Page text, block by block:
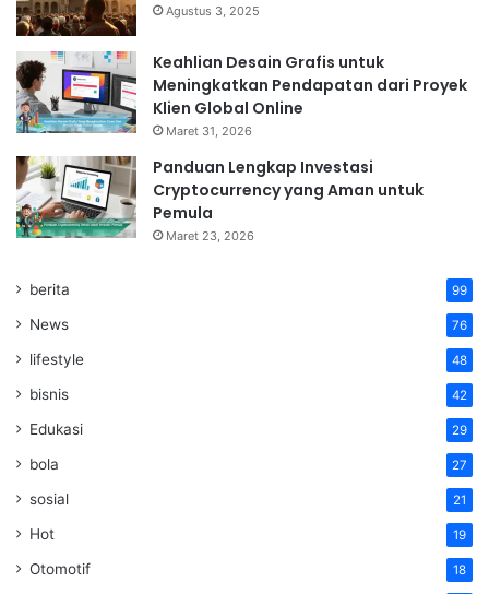
Agustus 3, 2025
Keahlian Desain Grafis untuk
Meningkatkan Pendapatan dari Proyek
Klien Global Online
Maret 31, 2026
Panduan Lengkap Investasi
Cryptocurrency yang Aman untuk
Pemula
Maret 23, 2026
berita 99
News 76
lifestyle 48
bisnis 42
Edukasi 29
bola 27
sosial 21
Hot 19
Otomotif 18